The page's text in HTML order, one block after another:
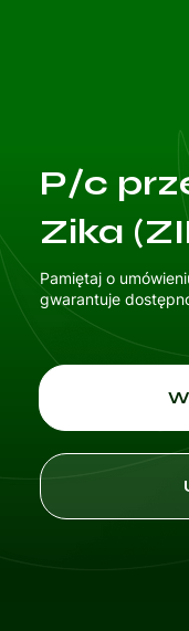
P/c
Zika
Pamiętaj o
gwarantuje